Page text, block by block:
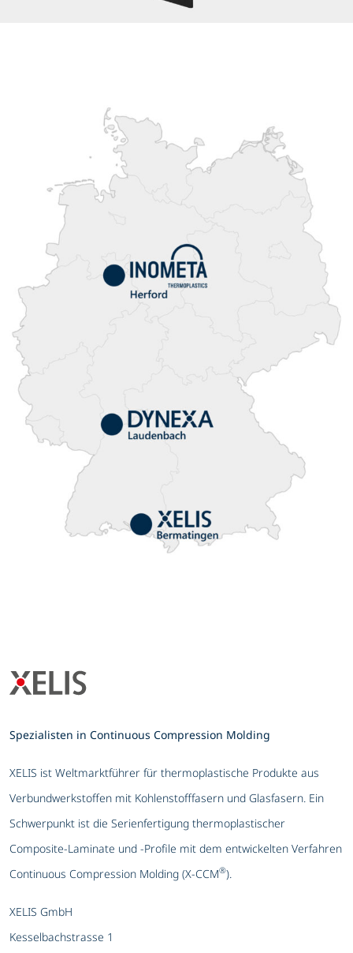
Spezialisten in Continuous Compression Molding
XELIS ist Weltmarktführer für thermoplastische Produkte aus
Verbundwerkstoffen mit Kohlenstofffasern und Glasfasern. Ein
Schwerpunkt ist die Serienfertigung thermoplastischer
Composite-Laminate und -Profile mit dem entwickelten Verfahren
Continuous Compression Molding (X-CCM®).
XELIS GmbH
Kesselbachstrasse 1